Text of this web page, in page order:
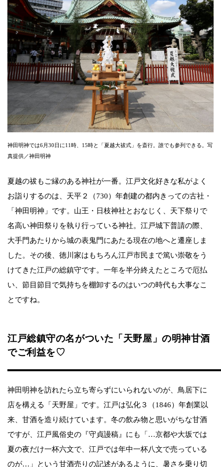
神田明神では6月30日に11時、15時と「夏越大祓式」を斎行。誰でも参列できる。写
真提供／神田明神
夏越の祓もご縁のある神社が一番。江戸文化好きな私がよく
お詣りするのは、天平２（730）年創建の都内きっての古社・
「神田明神」です。山王・日枝神社とおなじく、天下祭りで
名高い神田祭りを執り行っている神社。江戸城下普請の際、
大手門あたりから城の表鬼門にあたる現在の地へと遷座しま
した。その後、徳川家はもちろん江戸市民まで篤い崇敬をう
けてきた江戸の総鎮守です。一年を半分終えたところで厄払
い、節目節目で気持ちを棚卸するのはいつの時代も大事なこ
とですね。
江戸総鎮守の名がついた「天野屋」の明神甘酒
でご利益を♡
神田明神を訪れたら立ち寄らずにいられないのが、鳥居下に
店を構える「天野屋」です。江戸は弘化３（1846）年創業以
来、甘酒を造り続けています。冬の飲み物と思いがちな甘酒
ですが、江戸風俗史の『守貞謾稿』にも「…京都や大坂では
夏の夜だけ一杯六文で、江戸では年中一杯八文で売っている
のが…」という甘酒売りの記述があるように、暑さを乗り切